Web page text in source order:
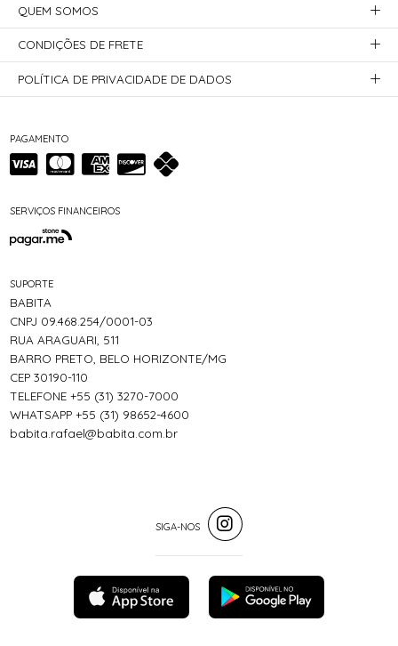
PAGAMENTO
SERVIÇOS FINANCEIROS
SUPORTE
BABITA
CNPJ 09.468.254/0001-03
RUA ARAGUARI, 511
BARRO PRETO, BELO HORIZONTE/MG
CEP 30190-110
TELEFONE +55 (31) 3270-7000
WHATSAPP +55 (31) 98652-4600
babita.rafael@babita.com.br
QUEM SOMOS
CONDIÇÕES DE FRETE
POLÍTICA DE PRIVACIDADE DE DADOS